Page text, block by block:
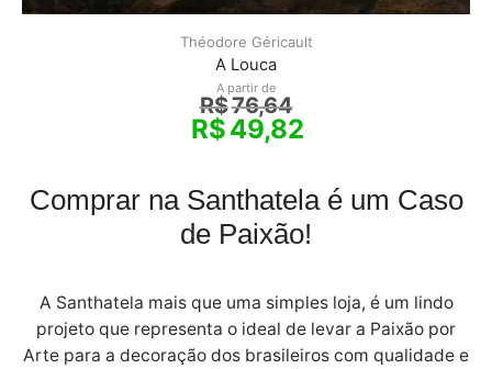
Théodore Géricault
A Louca
A partir de
R$76,64
R$49,82
Comprar na Santhatela é um Caso
de Paixão!
A Santhatela mais que uma simples loja, é um lindo
projeto que representa o ideal de levar a Paixão por
Arte para a decoração dos brasileiros com qualidade e